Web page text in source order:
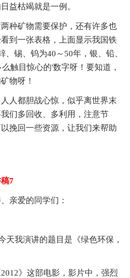
益枯竭就是一例。
矿物需要保护，还有许多也
到一张表格，上面显示我国铁
、锡、钨为40～50年，银、铅、
触目惊心的'数字呀！要知道，
物呀！
都胆战心惊，似乎离世界末
们多回收、多利用，注意节
挽回一些资源，让我们来帮助
7
亲爱的同学们：
我演讲的题目是《绿色环保，
》这部电影，影片中，强烈